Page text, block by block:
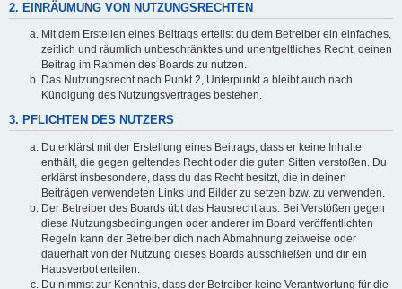
2. EINRÄUMUNG VON NUTZUNGSRECHTEN
Mit dem Erstellen eines Beitrags erteilst du dem Betreiber ein einfaches,
zeitlich und räumlich unbeschränktes und unentgeltliches Recht, deinen
Beitrag im Rahmen des Boards zu nutzen.
Das Nutzungsrecht nach Punkt 2, Unterpunkt a bleibt auch nach
Kündigung des Nutzungsvertrages bestehen.
3. PFLICHTEN DES NUTZERS
Du erklärst mit der Erstellung eines Beitrags, dass er keine Inhalte
enthält, die gegen geltendes Recht oder die guten Sitten verstoßen. Du
erklärst insbesondere, dass du das Recht besitzt, die in deinen
Beiträgen verwendeten Links und Bilder zu setzen bzw. zu verwenden.
Der Betreiber des Boards übt das Hausrecht aus. Bei Verstößen gegen
diese Nutzungsbedingungen oder anderer im Board veröffentlichten
Regeln kann der Betreiber dich nach Abmahnung zeitweise oder
dauerhaft von der Nutzung dieses Boards ausschließen und dir ein
Hausverbot erteilen.
Du nimmst zur Kenntnis, dass der Betreiber keine Verantwortung für die